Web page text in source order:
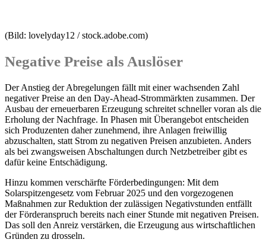
(Bild: lovelyday12 / stock.adobe.com)
Negative Preise als Auslöser
Der Anstieg der Abregelungen fällt mit einer wachsenden Zahl
negativer Preise an den Day-Ahead-Strommärkten zusammen. Der
Ausbau der erneuerbaren Erzeugung schreitet schneller voran als die
Erholung der Nachfrage. In Phasen mit Überangebot entscheiden
sich Produzenten daher zunehmend, ihre Anlagen freiwillig
abzuschalten, statt Strom zu negativen Preisen anzubieten. Anders
als bei zwangsweisen Abschaltungen durch Netzbetreiber gibt es
dafür keine Entschädigung.
Hinzu kommen verschärfte Förderbedingungen: Mit dem
Solarspitzengesetz vom Februar 2025 und den vorgezogenen
Maßnahmen zur Reduktion der zulässigen Negativstunden entfällt
der Förderanspruch bereits nach einer Stunde mit negativen Preisen.
Das soll den Anreiz verstärken, die Erzeugung aus wirtschaftlichen
Gründen zu drosseln.